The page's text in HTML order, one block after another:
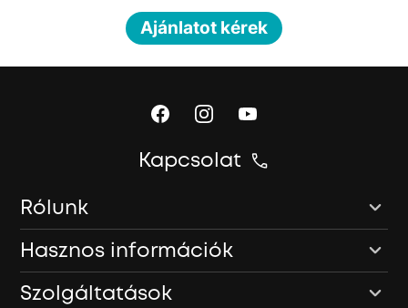
Ajánlatot kérek
Kapcsolat
Rólunk
Hasznos információk
Szolgáltatások